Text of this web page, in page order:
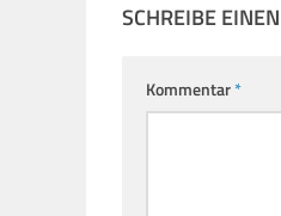
SCHREIBE
Kommentar*